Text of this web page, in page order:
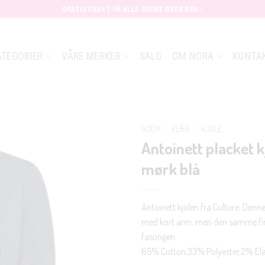
Antoinett placket
mørk blå
Antoinett kjolen fra Culture.
med kort arm, men den samme
fasongen.
65% Cotton,33% Polyester,2%